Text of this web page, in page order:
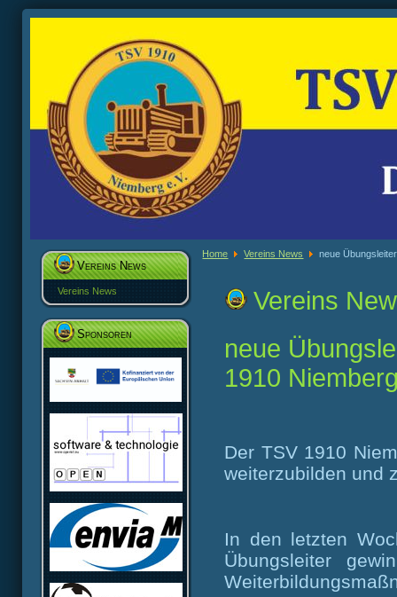
Vereins News
Vereins News
Sponsoren
Home Vereins News neue
Vereins
neue
1910
Der TSV 1910
weiterzubilden und
In den letzten
Übungsleiter